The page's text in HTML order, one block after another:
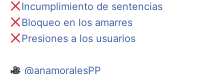
Incumplimiento de sentencias
Bloqueo en los amarres
Presiones a los usuarios
@anamoralesPP